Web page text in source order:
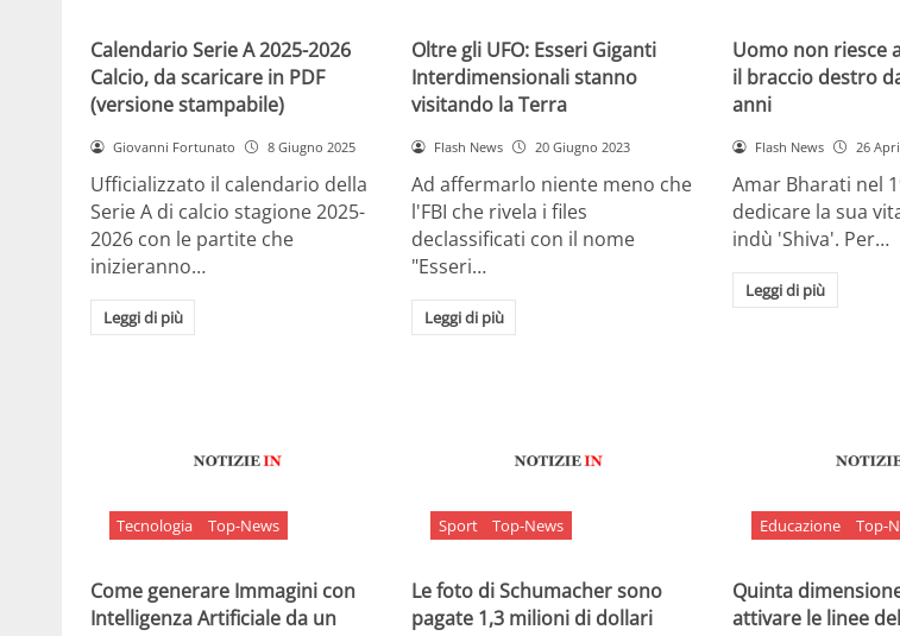
Calendario Serie A 2025-2026
Calcio, da scaricare in PDF
(versione stampabile)
Giovanni Fortunato 8 Giugno 2025
Ufficializzato il calendario della
Serie A di calcio stagione 2025-
2026 con le partite che
inizieranno…
Leggi di più
Oltre gli UFO: Esseri Giganti
Interdimensionali stanno
visitando la Terra
Flash News 20 Giugno 2023
Ad affermarlo niente meno che
l'FBI che rivela i files
declassificati con il nome
"Esseri…
Leggi di più
Uomo non riesce
il braccio destro
anni
Flash News 26
Amar Bharati nel
dedicare la sua
indù 'Shiva'. Per…
Leggi di più
Tecnologia Top-News
Come generare Immagini con
Intelligenza Artificiale da un
Sport Top-News
Le foto di Schumacher sono
pagate 1,3 milioni di dollari
Educazione Top-
Quinta
attivare le linee